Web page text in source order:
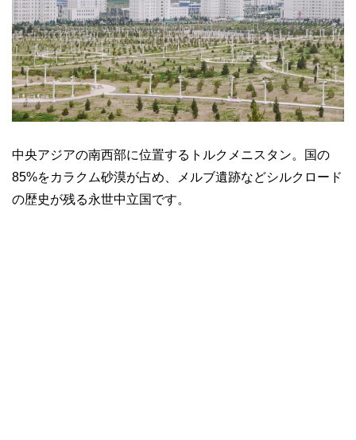
中央アジアの南西部に位置するトルクメニスタン。国の
85%をカラクム砂漠が占め、メルブ遺跡などシルクロード
の歴史が残る永世中立国です。